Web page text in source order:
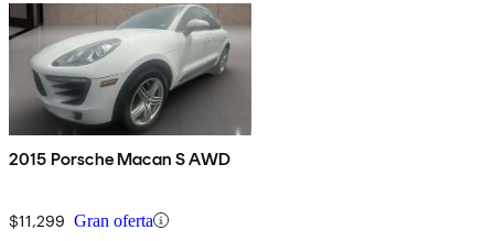
2015 Porsche Macan S AWD
$11,299 Gran oferta